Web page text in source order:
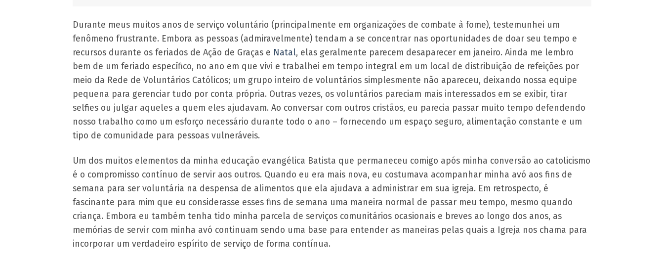
Durante meus muitos anos de serviço voluntário (principalmente em organizações de combate à fome), testemunhei um
fenômeno frustrante. Embora as pessoas (admiravelmente) tendam a se concentrar nas oportunidades de doar seu tempo e
recursos durante os feriados de Ação de Graças e Natal, elas geralmente parecem desaparecer em janeiro. Ainda me lembro
bem de um feriado específico, no ano em que vivi e trabalhei em tempo integral em um local de distribuição de refeições por
meio da Rede de Voluntários Católicos; um grupo inteiro de voluntários simplesmente não apareceu, deixando nossa equipe
pequena para gerenciar tudo por conta própria. Outras vezes, os voluntários pareciam mais interessados em se exibir, tirar
selfies ou julgar aqueles a quem eles ajudavam. Ao conversar com outros cristãos, eu parecia passar muito tempo defendendo
nosso trabalho como um esforço necessário durante todo o ano – fornecendo um espaço seguro, alimentação constante e um
tipo de comunidade para pessoas vulneráveis.
Um dos muitos elementos da minha educação evangélica Batista que permaneceu comigo após minha conversão ao catolicismo
é o compromisso contínuo de servir aos outros. Quando eu era mais nova, eu costumava acompanhar minha avó aos fins de
semana para ser voluntária na despensa de alimentos que ela ajudava a administrar em sua igreja. Em retrospecto, é
fascinante para mim que eu considerasse esses fins de semana uma maneira normal de passar meu tempo, mesmo quando
criança. Embora eu também tenha tido minha parcela de serviços comunitários ocasionais e breves ao longo dos anos, as
memórias de servir com minha avó continuam sendo uma base para entender as maneiras pelas quais a Igreja nos chama para
incorporar um verdadeiro espírito de serviço de forma contínua.